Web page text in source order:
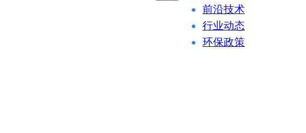
前沿技术
行业动态
环保政策